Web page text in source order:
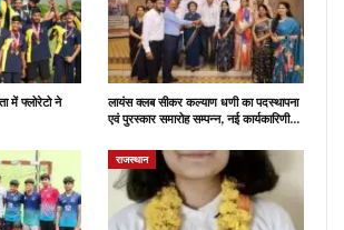
में फ्लोरेटो ने
लायंस क्लब सीकर कल्याण धणी का पदस्थापना
एवं पुरस्कार समारोह सम्पन्न, नई कार्यकारिणी…
राजस्थान